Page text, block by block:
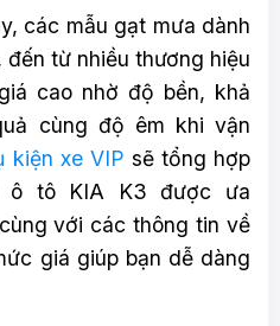
các mẫu gạt mưa dành
từ nhiều thương hiệu
cao nhờ độ bền, khả
cùng độ êm khi vận
kiện xe VIP sẽ tổng hợp
ô tô KIA K3 được ưa
với các thông tin về
giá giúp bạn dễ dàng